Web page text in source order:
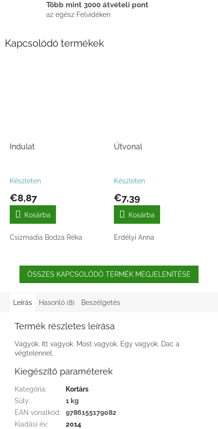
Több mint 3000 átvételi pont
az egész Felvidéken
Kapcsolódó termékek
Indulat
Készleten
€8,87
Kosárba
Csizmadia Bodza Réka
Útvonal
Készleten
€7,39
Kosárba
Erdélyi Anna
ÖSSZES KAPCSOLÓDÓ TERMÉK MEGJELENÍTÉSE
Leírás Hasonló (8) Beszélgetés
Termék részletes leírása
Vagyok. Itt vagyok. Most vagyok. Egy vagyok. Dac a
végtelennel.
Kiegészítő paraméterek
Kategória:
Kortárs
Súly:
1 kg
EAN vonalkód:
9786155179082
Kiadási év:
2014